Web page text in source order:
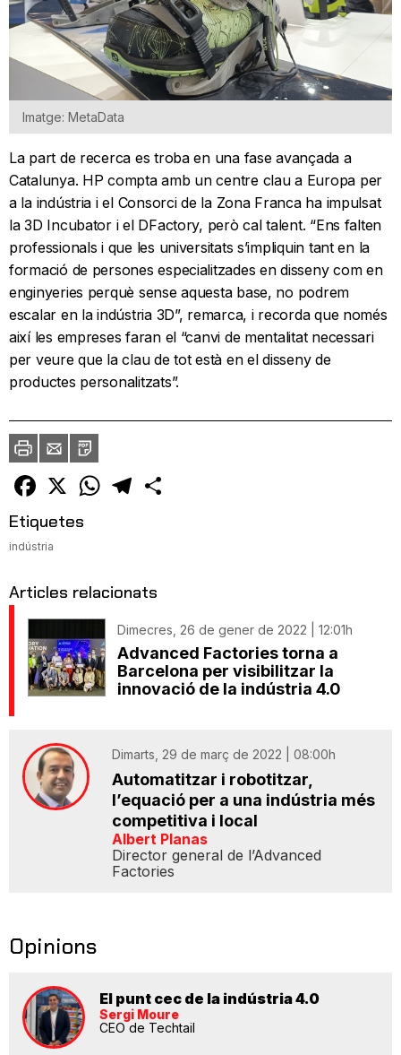
Imatge: MetaData
La part de recerca es troba en una fase avançada a
Catalunya. HP compta amb un centre clau a Europa per
a la indústria i el Consorci de la Zona Franca ha impulsat
la 3D Incubator i el DFactory, però cal talent. “Ens falten
professionals i que les universitats s’impliquin tant en la
formació de persones especialitzades en disseny com en
enginyeries perquè sense aquesta base, no podrem
escalar en la indústria 3D”, remarca, i recorda que només
així les empreses faran el “canvi de mentalitat necessari
per veure que la clau de tot està en el disseny de
productes personalitzats”.
ImprimirEnvia
un
amic
PDF
Facebook
X WhatsAppTelegram
Etiquetes
indústria
Articles relacionats
Dimecres, 26 de gener de 2022 | 12:01h
Advanced Factories torna a
Barcelona per visibilitzar la
innovació de la indústria 4.0
Dimarts, 29 de març de 2022 | 08:00h
Automatitzar i robotitzar,
l’equació per a una indústria més
competitiva i local
Albert Planas
Director general de l’Advanced
Factories
Opinions
El punt cec de la indústria 4.0
Sergi Moure
CEO de Techtail